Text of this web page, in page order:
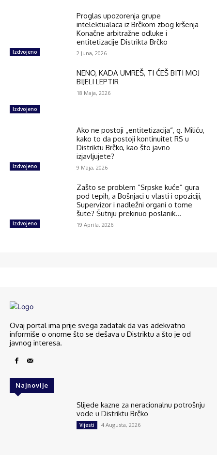
Izdvojeno
Proglas upozorenja grupe
intelektualaca iz Brčkom zbog kršenja
Konačne arbitražne odluke i
entitetizacije Distrikta Brčko
2 Juna, 2026
Izdvojeno
NENO, KADA UMREŠ, TI ĆEŠ BITI MOJ
BIJELI LEPTIR
18 Maja, 2026
Izdvojeno
Ako ne postoji „entitetizacija“, g. Miliću,
kako to da postoji kontinuitet RS u
Distriktu Brčko, kao što javno
izjavljujete?
9 Maja, 2026
Izdvojeno
Zašto se problem “Srpske kuće” gura
pod tepih, a Bošnjaci u vlasti i opoziciji,
Supervizor i nadležni organi o tome
šute? Šutnju prekinuo poslanik...
19 Aprila, 2026
Ovaj portal ima prije svega zadatak da vas adekvatno
informiše o onome što se dešava u Distriktu a što je od
javnog interesa.
Najnovije
Slijede kazne za neracionalnu potrošnju
vode u Distriktu Brčko
Vijesti 4 Augusta, 2026